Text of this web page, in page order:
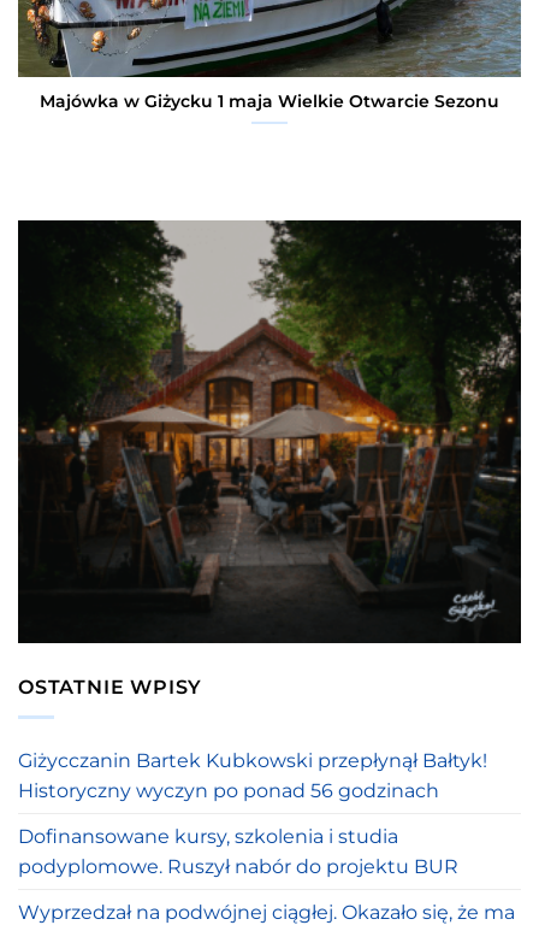
Majówka w Giżycku 1 maja Wielkie Otwarcie Sezonu
OSTATNIE WPISY
Giżycczanin Bartek Kubkowski przepłynął Bałtyk!
Historyczny wyczyn po ponad 56 godzinach
Dofinansowane kursy, szkolenia i studia
podyplomowe. Ruszył nabór do projektu BUR
Wyprzedzał na podwójnej ciągłej. Okazało się, że ma